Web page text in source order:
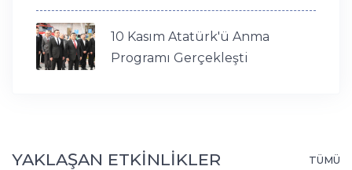
10 Kasım Atatürk'ü Anma
Programı Gerçekleşti
YAKLAŞAN ETKİNLİKLER TÜMÜ